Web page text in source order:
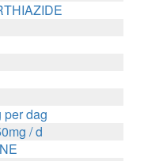
dag
/ d